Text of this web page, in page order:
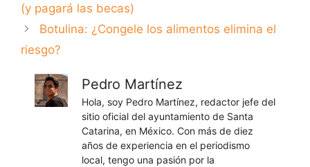
(y pagará las becas)
Botulina: ¿Congele los alimentos elimina el
riesgo?
Pedro Martínez
Hola, soy Pedro Martínez, redactor jefe del
sitio oficial del ayuntamiento de Santa
Catarina, en México. Con más de diez
años de experiencia en el periodismo
local, tengo una pasión por la